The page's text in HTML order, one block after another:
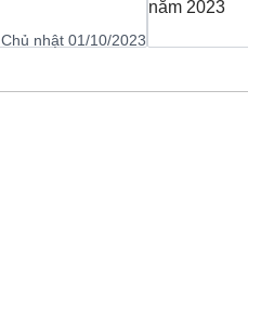
Chủ nhật 01/10/2023
năm 2023